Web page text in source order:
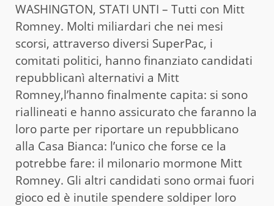
WASHINGTON, STATI UNTI – Tutti con Mitt
Romney. Molti miliardari che nei mesi
scorsi, attraverso diversi SuperPac, i
comitati politici, hanno finanziato candidati
repubblicanì alternativi a Mitt
Romney,l’hanno finalmente capita: si sono
riallineati e hanno assicurato che faranno la
loro parte per riportare un repubblicano
alla Casa Bianca: l’unico che forse ce la
potrebbe fare: il milonario mormone Mitt
Romney. Gli altri candidati sono ormai fuori
gioco ed è inutile spendere soldiper loro